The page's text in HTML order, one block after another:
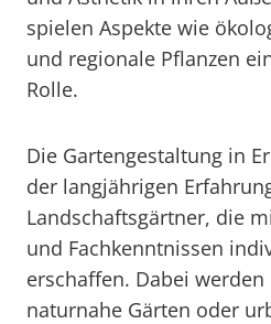
spielen Aspekte wie
und regionale Pflanzen
Rolle.
Die Gartengestaltung in
der langjährigen
Landschaftsgärtner, die
und Fachkenntnissen
erschaffen. Dabei
naturnahe Gärten oder